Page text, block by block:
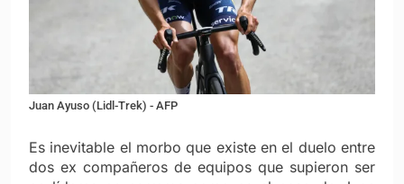
Juan Ayuso (Lidl-Trek) - AFP
Es inevitable el morbo que existe en el duelo entre
dos ex compañeros de equipos que supieron ser